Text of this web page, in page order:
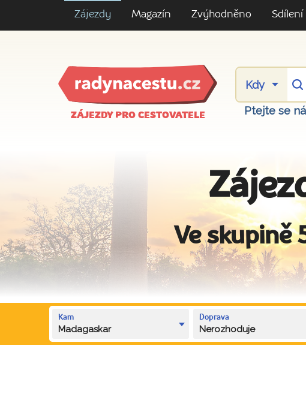
Zájezdy Magazín Zvýhodněno Sdílení
ZÁJEZDY PRO CESTOVATELE Ptejte se
Ve skupině
Kam
Madagaskar
Doprava
Nerozhoduje